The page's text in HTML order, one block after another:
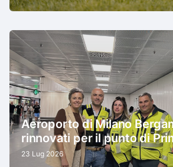
Aeroporto di Milano
rinnovati per il punto di
23 Lug 2026